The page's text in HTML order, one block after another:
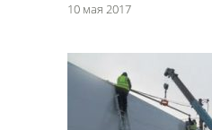
10 мая 2017